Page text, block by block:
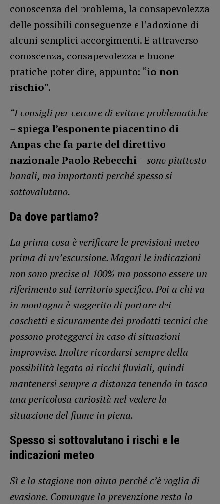
conoscenza del problema, la consapevolezza
delle possibili conseguenze e l’adozione di
alcuni semplici accorgimenti. E attraverso
conoscenza, consapevolezza e buone
pratiche poter dire, appunto: “io non
rischio”.
“I consigli per cercare di evitare problematiche
– spiega l’esponente piacentino di
Anpas che fa parte del direttivo
nazionale Paolo Rebecchi – sono piuttosto
banali, ma importanti perché spesso si
sottovalutano.
Da dove partiamo?
La prima cosa è verificare le previsioni meteo
prima di un’escursione. Magari le indicazioni
non sono precise al 100% ma possono essere un
riferimento sul territorio specifico. Poi a chi va
in montagna è suggerito di portare dei
caschetti e sicuramente dei prodotti tecnici che
possono proteggerci in caso di situazioni
improvvise. Inoltre ricordarsi sempre della
possibilità legata ai ricchi fluviali, quindi
mantenersi sempre a distanza tenendo in tasca
una pericolosa curiosità nel vedere la
situazione del fiume in piena.
Spesso si sottovalutano i rischi e le
indicazioni meteo
Sì e la stagione non aiuta perché c’è voglia di
evasione. Comunque la prevenzione resta la